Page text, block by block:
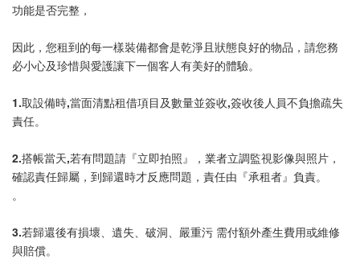
功能是否完整，
因此，您租到的每一樣裝備都會是乾淨且狀態良好的物品，請您務
必小心及珍惜與愛護讓下一個客人有美好的體驗。
1.取設備時,當面清點租借項目及數量並簽收,簽收後人員不負擔疏失
責任。
2.搭帳當天,若有問題請『立即拍照』，業者立調監視影像與照片，
確認責任歸屬，到歸還時才反應問題，責任由『承租者』負責。
。
3.若歸還後有損壞、遺失、破洞、嚴重污 需付額外產生費用或維修
與賠償。